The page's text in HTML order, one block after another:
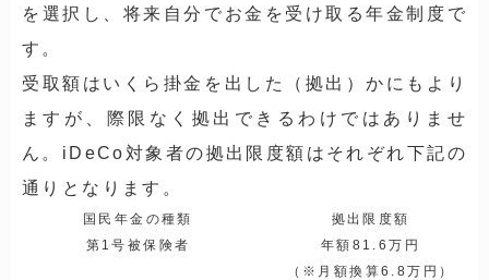
を選択し、将来自分でお金を受け取る年金制度で
す。
受取額はいくら掛金を出した（拠出）かにもより
ますが、際限なく拠出できるわけではありませ
ん。iDeCo対象者の拠出限度額はそれぞれ下記の
通りとなります。
国民年金の種類
拠出限度額
第1号被保険者
年額81.6万円
（※月額換算6.8万円）